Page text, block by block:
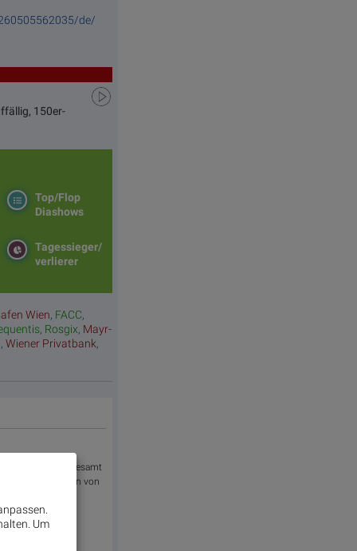
de/
150er-
Top/Flop
Diashows
Tagessieger/
verlierer
Wien, FACC,
, Rosgix, Mayr-
,Wiener Privatbank,
Insgesamt
Neubauvolumen von
Um